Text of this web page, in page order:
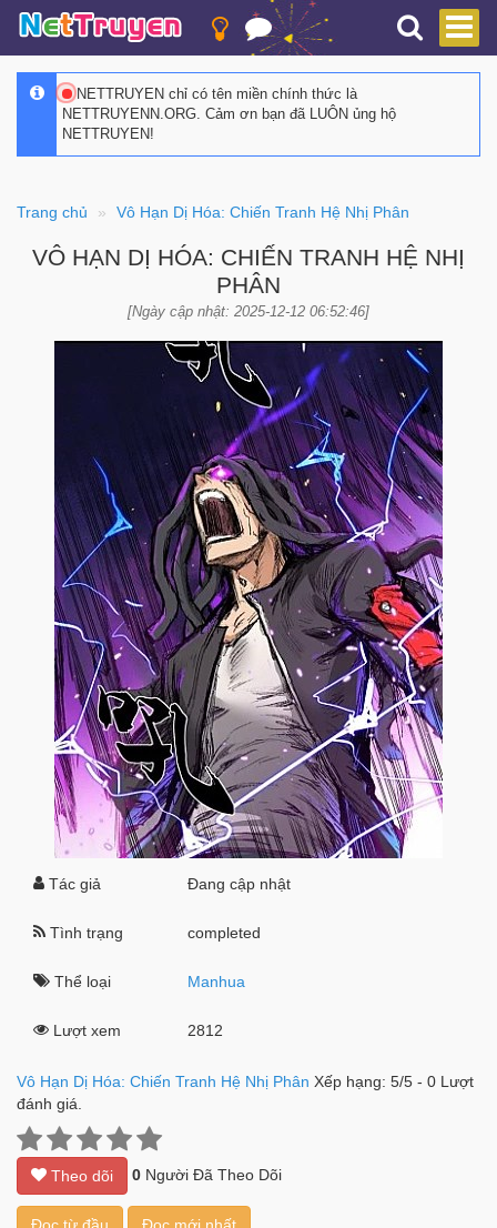
NETTRUYEN chỉ có tên miền chính thức là
NETTRUYENN.ORG. Cảm ơn bạn đã LUÔN ủng hộ
NETTRUYEN!
Trang chủ Vô Hạn Dị Hóa: Chiến Tranh Hệ Nhị Phân
VÔ HẠN DỊ HÓA: CHIẾN TRANH HỆ NHỊ
PHÂN
[Ngày cập nhật: 2025-12-12 06:52:46]
Tác giả Đang cập nhật
Tình trạng completed
Thể loại Manhua
Lượt xem 2812
Vô Hạn Dị Hóa: Chiến Tranh Hệ Nhị Phân Xếp hạng: 5/5 - 0 Lượt
đánh giá.
Theo dõi 0 Người Đã Theo Dõi